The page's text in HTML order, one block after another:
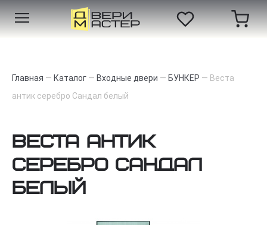
Главная — Каталог — Входные двери — БУНКЕР — Веста
антик серебро Сандал белый
Веста антик
серебро Сандал
белый